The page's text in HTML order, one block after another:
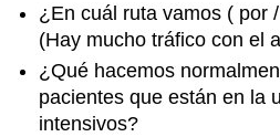
¿En cuál ruta vamos ( por
(Hay mucho tráfico con el
¿Qué hacemos
pacientes que están en la
intensivos?